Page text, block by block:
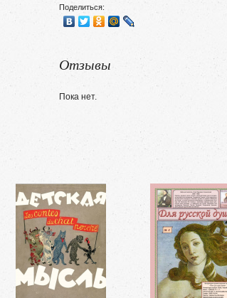
Поделиться:
Отзывы
Пока нет.